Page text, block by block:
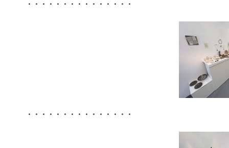
・・・・・・・・・・・・・・・
・・・・・・・・・・・・・・・